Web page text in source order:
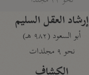
إرشاد العقل السليم
أبو السعود (٩٨٢ هـ)
نحو ٩ مجلدات